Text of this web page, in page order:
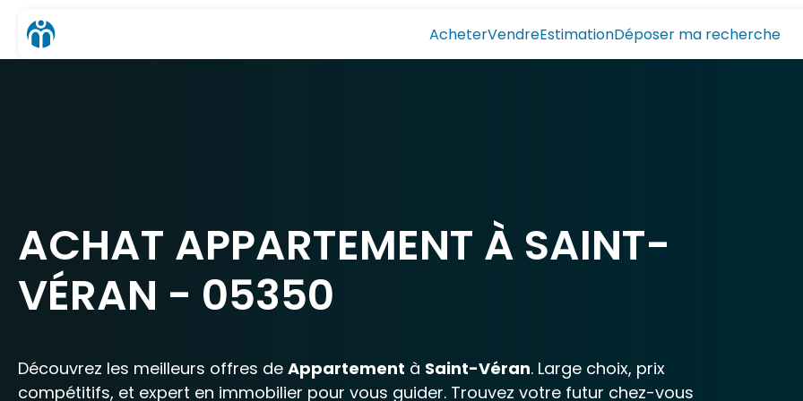
AcheterVendreEstimationDéposer ma recherche
ACHAT APPARTEMENT À SAINT-
VÉRAN - 05350
Découvrez les meilleurs offres de Appartement à Saint-Véran. Large choix, prix
compétitifs, et expert en immobilier pour vous guider. Trouvez votre futur chez-vous